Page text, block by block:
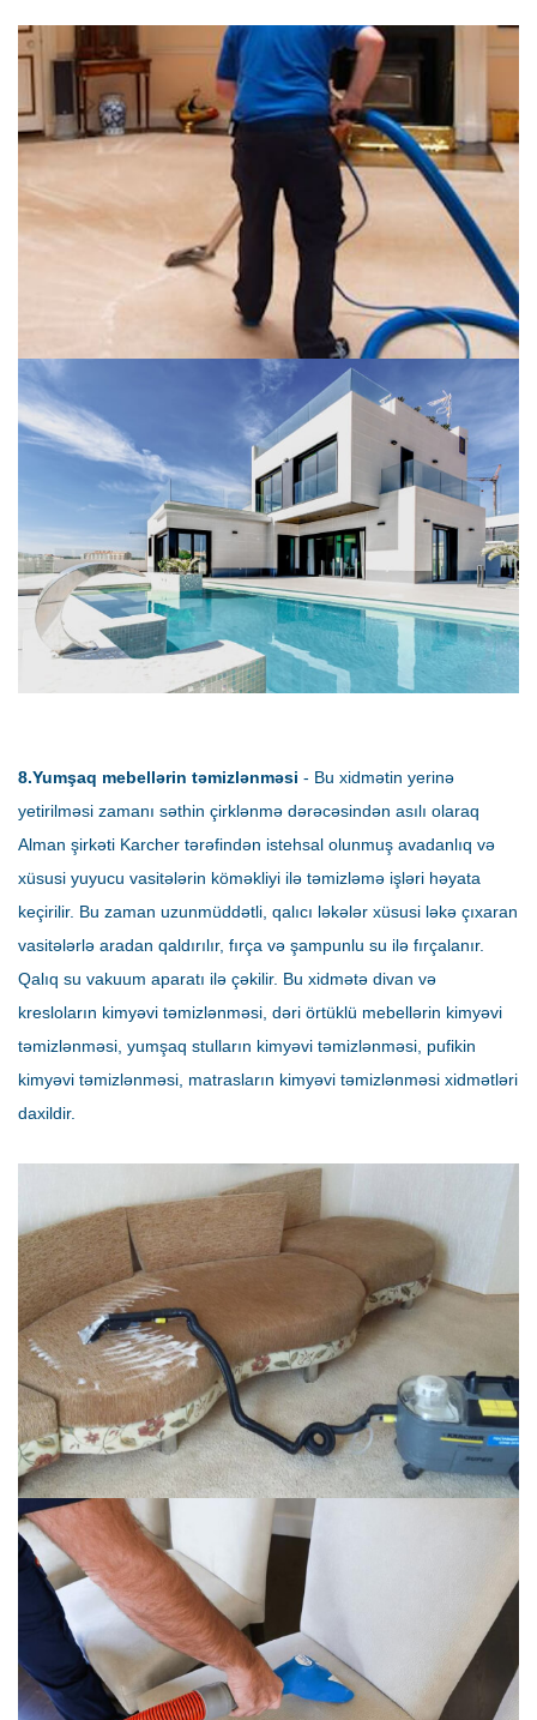
8.Yumşaq mebellərin təmizlənməsi - Bu xidmətin yerinə
yetirilməsi zamanı səthin çirklənmə dərəcəsindən asılı olaraq
Alman şirkəti Karcher tərəfindən istehsal olunmuş avadanlıq və
xüsusi yuyucu vasitələrin köməkliyi ilə təmizləmə işləri həyata
keçirilir. Bu zaman uzunmüddətli, qalıcı ləkələr xüsusi ləkə çıxaran
vasitələrlə aradan qaldırılır, fırça və şampunlu su ilə fırçalanır.
Qalıq su vakuum aparatı ilə çəkilir. Bu xidmətə divan və
kresloların kimyəvi təmizlənməsi, dəri örtüklü mebellərin kimyəvi
təmizlənməsi, yumşaq stulların kimyəvi təmizlənməsi, pufikin
kimyəvi təmizlənməsi, matrasların kimyəvi təmizlənməsi xidmətləri
daxildir.